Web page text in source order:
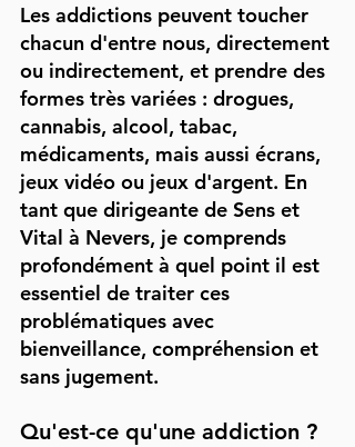
Les addictions peuvent toucher
chacun d'entre nous, directement
ou indirectement, et prendre des
formes très variées : drogues,
cannabis, alcool, tabac,
médicaments, mais aussi écrans,
jeux vidéo ou jeux d'argent. En
tant que dirigeante de Sens et
Vital à Nevers, je comprends
profondément à quel point il est
essentiel de traiter ces
problématiques avec
bienveillance, compréhension et
sans jugement.
Qu'est-ce qu'une addiction ?